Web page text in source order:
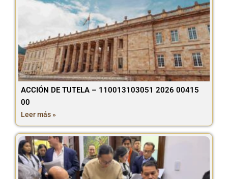
ACCIÓN DE TUTELA – 110013103051 2026 00415
00
Leer más »